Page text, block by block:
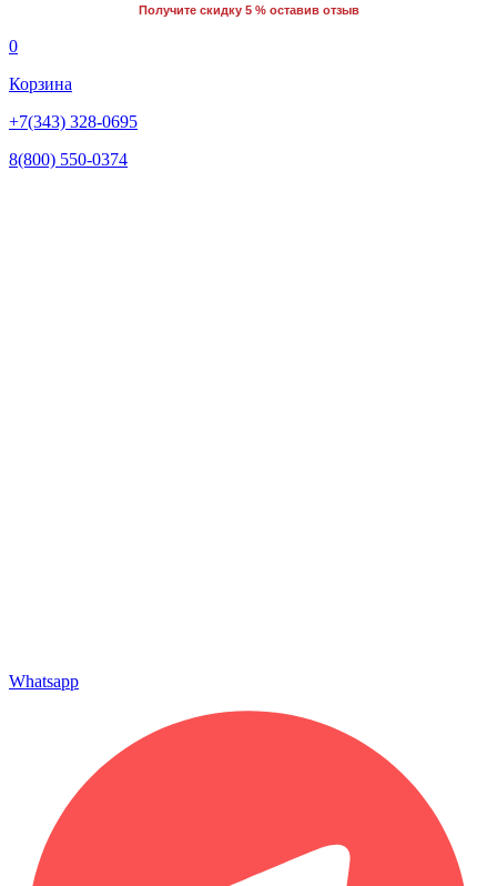
Получите скидку 5 % оставив отзыв
0
Корзина
+7(343) 328-0695
8(800) 550-0374
Whatsapp